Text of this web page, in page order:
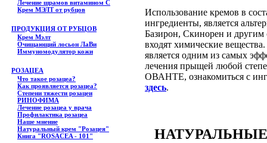
Лечение шрамов витамином С
Крем МЭЛТ от рубцов
ПРОДУКЦИЯ ОТ РУБЦОВ
Крем Мэлт
Очищающий лосьон ЛаВи
Иммуномодулятор кожи
РОЗАЦЕА
Что такое розацеа?
Как проявляется розацеа?
Степени тяжести розацеи
РИНОФИМА
Лечение розацеа у врача
Профилактика розацеа
Наше мнение
Натуральный крем "Розацея"
Книга "ROSACEA - 101"
Использование кремов в
ингредиенты, является
Базирон, Скинорен и другим
входят химические вещества.
является одним из самых
лечения прыщей любой
ОВАНТЕ, ознакомиться с
здесь.